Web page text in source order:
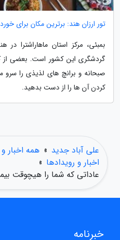
تور ارزان هند: برترین مکان برای
بمبئی، مرکز استان ماهاراشترا در
گردشگری این کشور است. بعضی از
صبحانه و برانچ های لذیذی را سرو
کردن آن ها را از دست بدهید.
علی آباد جدید » همه اخبار
اخبار و رویدادها »
عاداتی که شما را هیچوقت
خبرنامه